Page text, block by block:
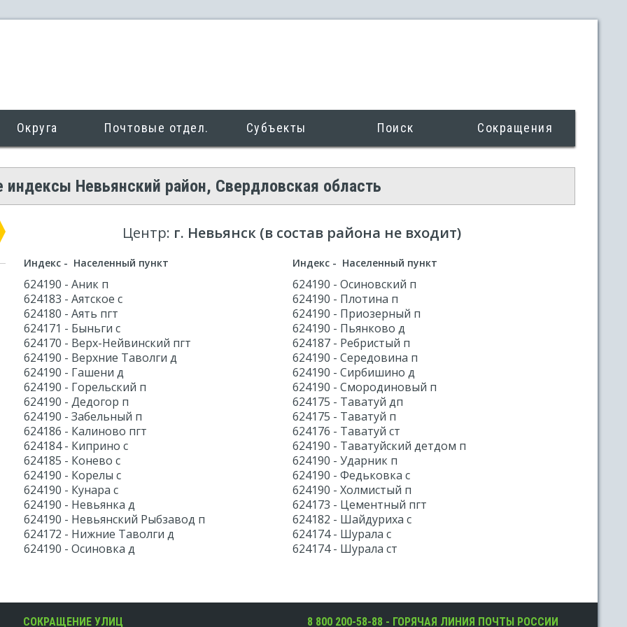
Округа Почтовые отдел. Субъекты Поиск Сокращения
индексы Невьянский район, Свердловская область
Центр: г. Невьянск (в состав района не входит)
Индекс - Населенный пункт
624190 - Аник п
624183 - Аятское с
624180 - Аять пгт
624171 - Быньги с
624170 - Верх-Нейвинский пгт
624190 - Верхние Таволги д
624190 - Гашени д
624190 - Горельский п
624190 - Дедогор п
624190 - Забельный п
624186 - Калиново пгт
624184 - Киприно с
624185 - Конево с
624190 - Корелы с
624190 - Кунара с
624190 - Невьянка д
624190 - Невьянский Рыбзавод п
624172 - Нижние Таволги д
624190 - Осиновка д
Индекс - Населенный пункт
624190 - Осиновский п
624190 - Плотина п
624190 - Приозерный п
624190 - Пьянково д
624187 - Ребристый п
624190 - Середовина п
624190 - Сирбишино д
624190 - Смородиновый п
624175 - Таватуй дп
624175 - Таватуй п
624176 - Таватуй ст
624190 - Таватуйский детдом п
624190 - Ударник п
624190 - Федьковка с
624190 - Холмистый п
624173 - Цементный пгт
624182 - Шайдуриха с
624174 - Шурала с
624174 - Шурала ст
СОКРАЩЕНИЕ УЛИЦ 8 800 200-58-88 - ГОРЯЧАЯ ЛИНИЯ ПОЧТЫ РОССИИ